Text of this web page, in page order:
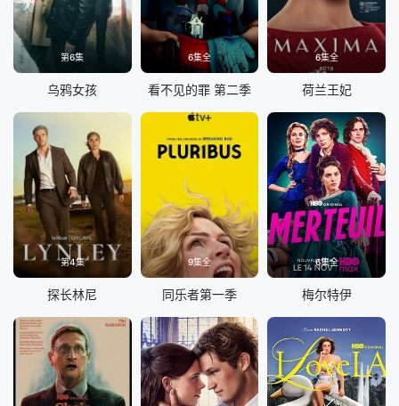
第6集
乌鸦女孩
6集全
看不见的罪 第二季
6集全
荷兰王妃
第4集
探长林尼
9集全
同乐者第一季
6集全
梅尔特伊